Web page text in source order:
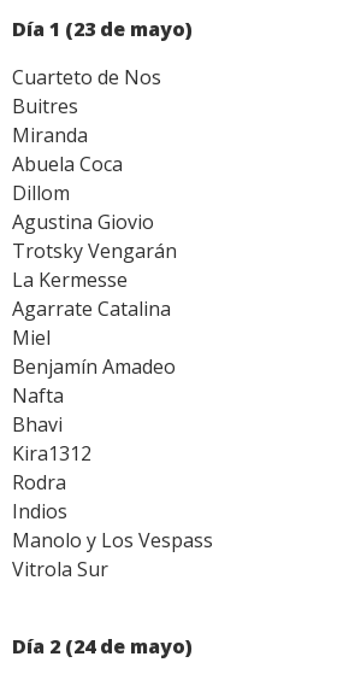
Día 1 (23 de mayo)
Cuarteto de Nos
Buitres
Miranda
Abuela Coca
Dillom
Agustina Giovio
Trotsky Vengarán
La Kermesse
Agarrate Catalina
Miel
Benjamín Amadeo
Nafta
Bhavi
Kira1312
Rodra
Indios
Manolo y Los Vespass
Vitrola Sur
Día 2 (24 de mayo)